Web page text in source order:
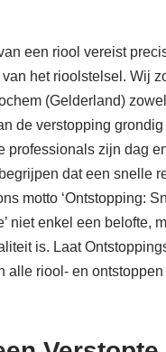
een riool vereist
het rioolstelsel. Wij
(Gelderland)
de verstopping
professionals zijn dag
dat een snelle
motto ‘Ontstopping:
niet enkel een belofte,
is. Laat
alle riool- en